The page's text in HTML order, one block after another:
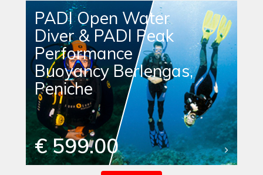
PADI Open Water
Diver & PADI Peak
Performance
Buoyancy Berlengas,
Peniche
€ 599.00